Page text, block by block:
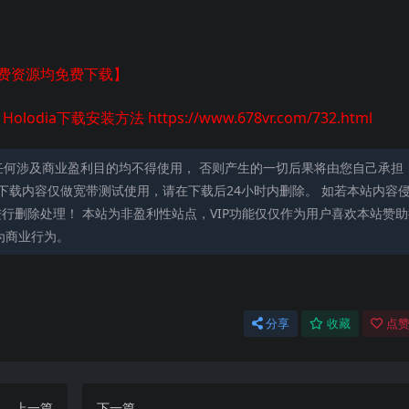
源均免费下载】
下载安装方法 https://www.678vr.com/732.html
涉及商业盈利目的均不得使用， 否则产生的一切后果将由您自己承担
内容仅做宽带测试使用，请在下载后24小时内删除。 如若本站内容
删除处理！ 本站为非盈利性站点，VIP功能仅仅作为用户喜欢本站赞
业行为。
分享 收藏 点